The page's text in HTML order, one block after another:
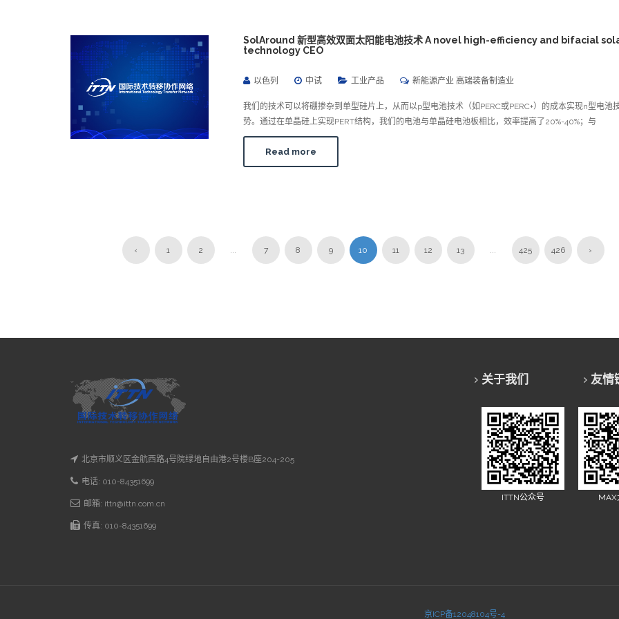
SolAround 新型高效双面太阳能电池技术 A novel high-efficiency and bifacial
technology CEO
以色列 中试 工业产品 新能源产业 高端装备制造业
我们的技术可以将硼掺杂到单型硅片上，从而以p型电池技术（如PERC或PERC+）的成本实现n型电池
势。通过在单晶硅上实现PERT结构，我们的电池与单晶硅电池板相比，效率提高了20%-40%；与
Read more
‹ 1 2 ... 7 8 9 10 11 12 13 ... 425 426 ›
北京市顺义区金航西路4号院绿地自由港2号楼B座204-205
电话: 010-84351699
邮箱: ittn@ittn.com.cn
传真: 010-84351699
关于我们 友情
ITTN公众号 MAX
京ICP备12048104号-4